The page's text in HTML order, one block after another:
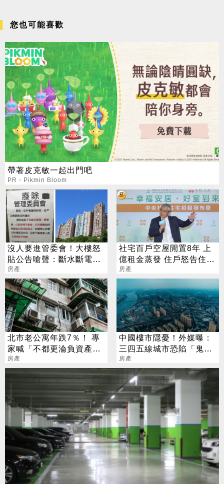
您也可能喜歡
帶著皮克敏一起出門吧
PR・Pikmin Bloom
沒人要進管委會！大樓怒
貼公告嗆聲：斷水斷電請
自理
房產
社宅百戶空屋閒置8年 上
億租金蒸發 住戶怒告住都
董座瀆職
房產
北市老公寓年跌7％！ 專
家喊「不都更淪負資產」
網搖頭：蛋黃仍保值
房產
中國樓市隱憂！外媒曝：
三四五線城市恐陷「鬼城
危機」
房產